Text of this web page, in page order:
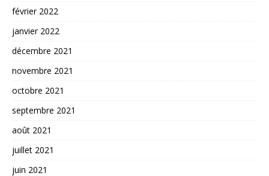
février 2022
janvier 2022
décembre 2021
novembre 2021
octobre 2021
septembre 2021
août 2021
juillet 2021
juin 2021